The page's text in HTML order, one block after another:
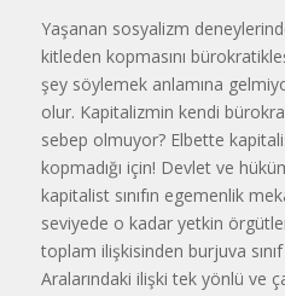
Yaşanan sosyalizm
kitleden kopmasını
şey söylemek anlamına
olur. Kapitalizmin kendi
sebep olmuyor? Elbette
kopmadığı için! Devlet ve
kapitalist sınıfın egemenlik
seviyede o kadar yetkin
toplam ilişkisinden burjuva
Aralarındaki ilişki tek yönlü ve